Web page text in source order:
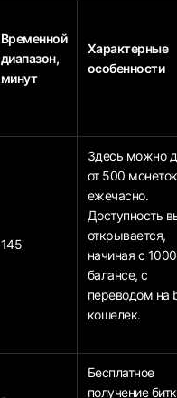
Временной
диапазон,
минут
Характерные
особенности
145
Здесь можно
от 500 монеток
ежечасно.
Доступность
открывается,
начиная с
балансе, с
переводом на
кошелек.
Бесплатное
получение